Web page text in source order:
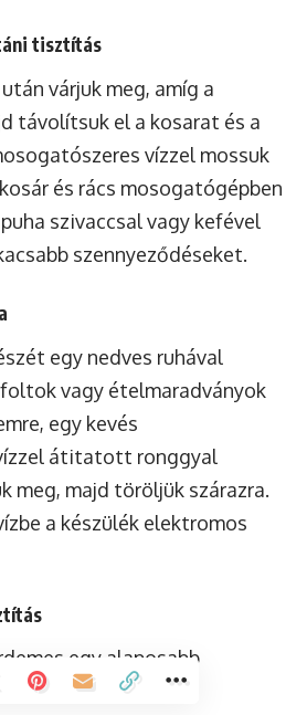
tisztítás
várjuk meg, amíg a
távolítsuk el a kosarat és a
vízzel mossuk
és rács mosogatógépben
szivaccsal vagy kefével
szennyeződéseket.
egy nedves ruhával
vagy ételmaradványok
egy kevés
átitatott ronggyal
meg, majd töröljük szárazra.
a készülék elektromos
egy alaposabb
részeit